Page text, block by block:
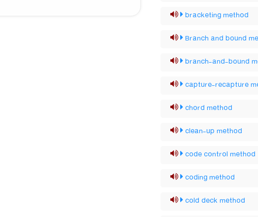
bracketing method
Branch and bound
branch-and-bound
capture-recapture
chord method
clean-up method
code control method
coding method
cold deck method